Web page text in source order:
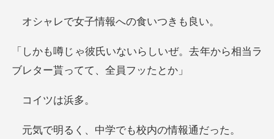
女子情報への
しいぜ。去年から相当ラ
ブレ
イツ
、中学でも校内